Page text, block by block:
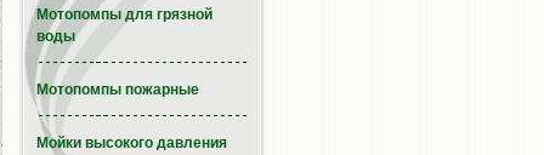
Мотопомпы для грязной
воды
Мотопомпы пожарные
Мойки высокого давления